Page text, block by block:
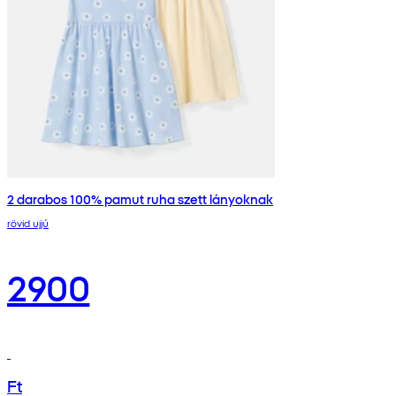
2 darabos 100% pamut ruha szett lányoknak
rövid ujjú
2900
Ft